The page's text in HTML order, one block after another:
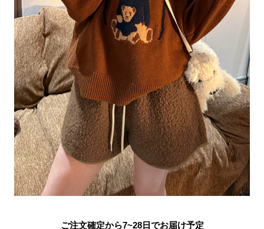
ご注文確定から7~28日でお届け予定